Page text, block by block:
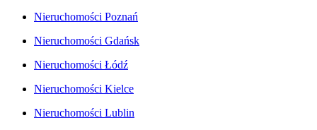
Nieruchomości Poznań
Nieruchomości Gdańsk
Nieruchomości Łódź
Nieruchomości Kielce
Nieruchomości Lublin